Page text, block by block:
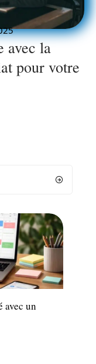
avec la
pour votre
un